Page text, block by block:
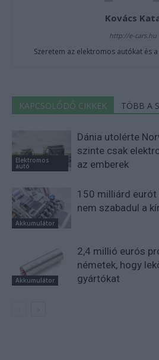
Kovács
http://e-cars.hu
Szeretem az elektromos autókat és
KAPCSOLÓDÓ CIKKEK TÖBB A
Elektromos
autó
Dánia utolérte
szinte csak
az emberek
Akkumulátor
150 milliárd eurót
nem szabadul a
Akkumulátor
2,4 millió eurós
németek, hogy
gyártókat